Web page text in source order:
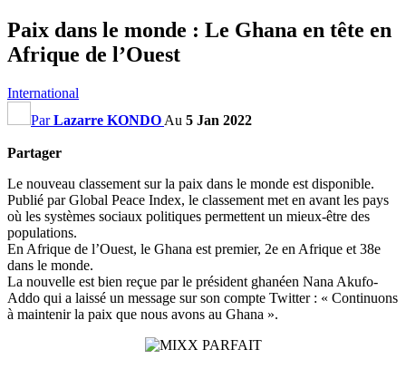
Paix dans le monde : Le Ghana en tête en
Afrique de l’Ouest
International
ParLazarre KONDO Au 5 Jan 2022
Partager
Le nouveau classement sur la paix dans le monde est disponible.
Publié par Global Peace Index, le classement met en avant les pays
où les systèmes sociaux politiques permettent un mieux-être des
populations.
En Afrique de l’Ouest, le Ghana est premier, 2e en Afrique et 38e
dans le monde.
La nouvelle est bien reçue par le président ghanéen Nana Akufo-
Addo qui a laissé un message sur son compte Twitter : « Continuons
à maintenir la paix que nous avons au Ghana ».